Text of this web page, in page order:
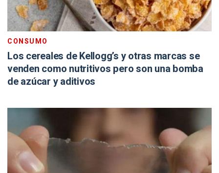
CONSUMO
Los cereales de Kellogg’s y otras marcas se
venden como nutritivos pero son una bomba
de azúcar y aditivos